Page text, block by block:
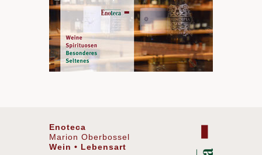
Enoteca
Marion Oberbossel
Wein • Lebensart